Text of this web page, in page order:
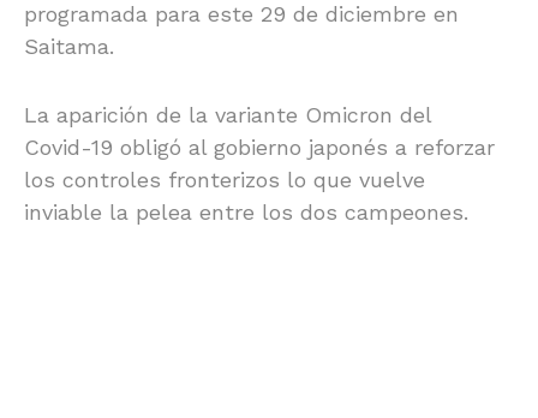
programada para este 29 de diciembre en
Saitama.
La aparición de la variante Omicron del
Covid-19 obligó al gobierno japonés a reforzar
los controles fronterizos lo que vuelve
inviable la pelea entre los dos campeones.